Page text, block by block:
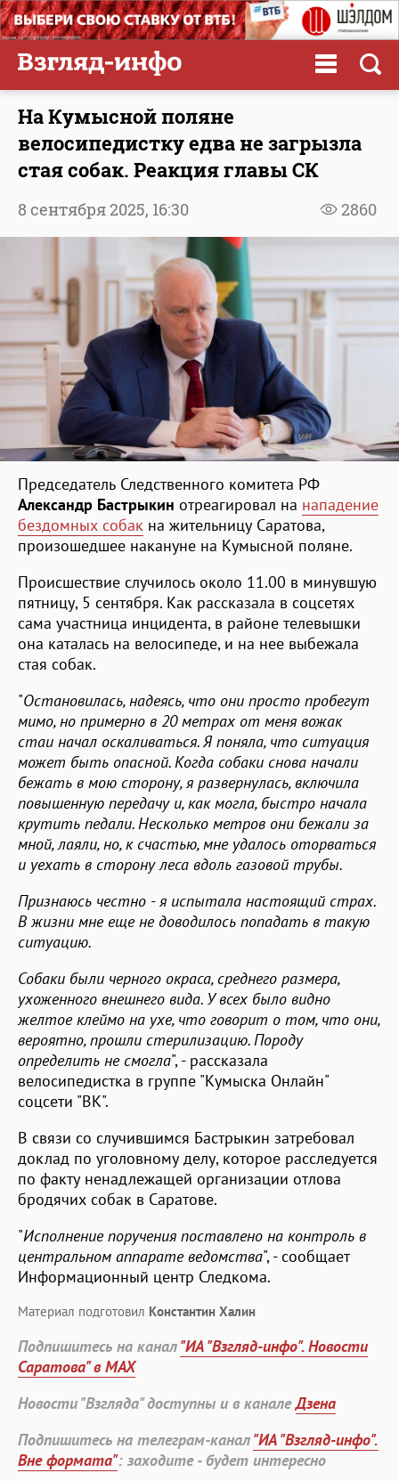
На Кумысной поляне
велосипедистку едва не загрызла
стая собак. Реакция главы СК
2860
8 сентября 2025, 16:30
Председатель Следственного комитета РФ
Александр Бастрыкин отреагировал на нападение
бездомных собак на жительницу Саратова,
произошедшее накануне на Кумысной поляне.
Происшествие случилось около 11.00 в минувшую
пятницу, 5 сентября. Как рассказала в соцсетях
сама участница инцидента, в районе телевышки
она каталась на велосипеде, и на нее выбежала
стая собак.
"Остановилась, надеясь, что они просто пробегут
мимо, но примерно в 20 метрах от меня вожак
стаи начал оскаливаться. Я поняла, что ситуация
может быть опасной. Когда собаки снова начали
бежать в мою сторону, я развернулась, включила
повышенную передачу и, как могла, быстро начала
крутить педали. Несколько метров они бежали за
мной, лаяли, но, к счастью, мне удалось оторваться
и уехать в сторону леса вдоль газовой трубы.
Признаюсь честно - я испытала настоящий страх.
В жизни мне еще не доводилось попадать в такую
ситуацию.
Собаки были черного окраса, среднего размера,
ухоженного внешнего вида. У всех было видно
желтое клеймо на ухе, что говорит о том, что они,
вероятно, прошли стерилизацию. Породу
определить не смогла", - рассказала
велосипедистка в группе "Кумыска Онлайн"
соцсети "ВК".
В связи со случившимся Бастрыкин затребовал
доклад по уголовному делу, которое расследуется
по факту ненадлежащей организации отлова
бродячих собак в Саратове.
"Исполнение поручения поставлено на контроль в
центральном аппарате ведомства", - сообщает
Информационный центр Следкома.
Материал подготовил Константин Халин
Подпишитесь на канал"ИА "Взгляд-инфо". Новости
Саратова" в MAX
Новости "Взгляда" доступны и в каналеДзена
Подпишитесь на телеграм-канал"ИА "Взгляд-инфо".
Вне формата": заходите - будет интересно